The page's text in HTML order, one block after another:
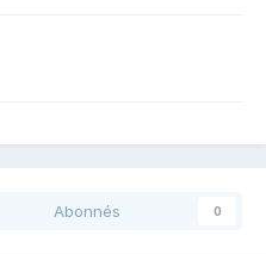
Abonnés 0